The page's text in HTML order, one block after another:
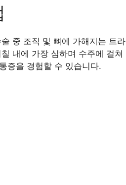
중 조직 및 뼈에 가해지는 트라
내에 가장 심하며 수주에 걸쳐
증을 경험할 수 있습니다.